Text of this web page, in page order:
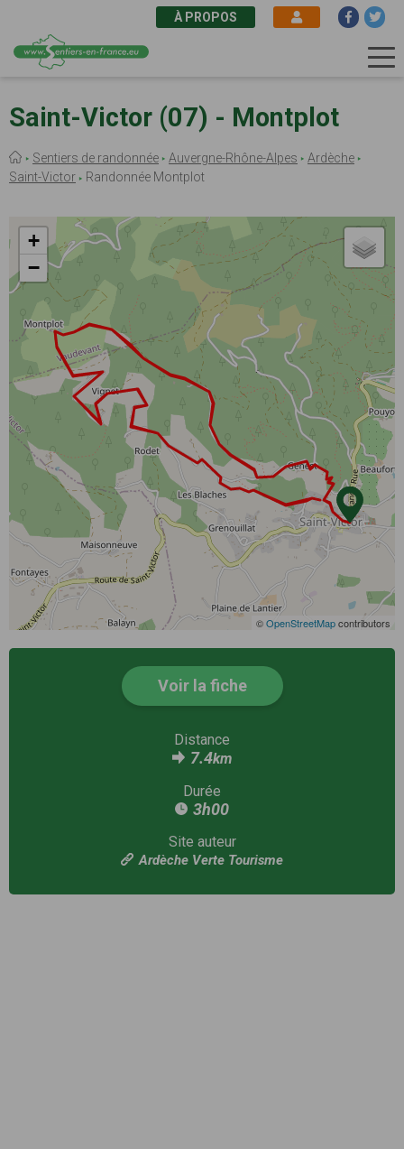
au
contenu
À PROPOS
Saint-Victor (07) - Montplot
Fil
d'Ariane
Sentiers de randonnée Auvergne-Rhône-Alpes
Ardèche
Saint-Victor
Randonnée Montplot
+
−
©OpenStreetMapcontributors
Voir la fiche
Distance
7.4km
Durée
3h00
Site auteur
Ardèche Verte Tourisme